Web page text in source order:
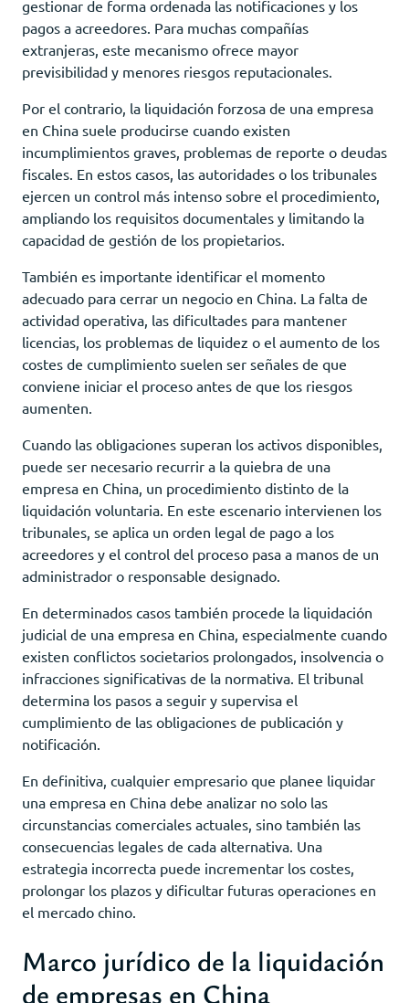
gestionar de forma ordenada las notificaciones y los
pagos a acreedores. Para muchas compañías
extranjeras, este mecanismo ofrece mayor
previsibilidad y menores riesgos reputacionales.
Por el contrario, la liquidación forzosa de una empresa
en China suele producirse cuando existen
incumplimientos graves, problemas de reporte o deudas
fiscales. En estos casos, las autoridades o los tribunales
ejercen un control más intenso sobre el procedimiento,
ampliando los requisitos documentales y limitando la
capacidad de gestión de los propietarios.
También es importante identificar el momento
adecuado para cerrar un negocio en China. La falta de
actividad operativa, las dificultades para mantener
licencias, los problemas de liquidez o el aumento de los
costes de cumplimiento suelen ser señales de que
conviene iniciar el proceso antes de que los riesgos
aumenten.
Cuando las obligaciones superan los activos disponibles,
puede ser necesario recurrir a la quiebra de una
empresa en China, un procedimiento distinto de la
liquidación voluntaria. En este escenario intervienen los
tribunales, se aplica un orden legal de pago a los
acreedores y el control del proceso pasa a manos de un
administrador o responsable designado.
En determinados casos también procede la liquidación
judicial de una empresa en China, especialmente cuando
existen conflictos societarios prolongados, insolvencia o
infracciones significativas de la normativa. El tribunal
determina los pasos a seguir y supervisa el
cumplimiento de las obligaciones de publicación y
notificación.
En definitiva, cualquier empresario que planee liquidar
una empresa en China debe analizar no solo las
circunstancias comerciales actuales, sino también las
consecuencias legales de cada alternativa. Una
estrategia incorrecta puede incrementar los costes,
prolongar los plazos y dificultar futuras operaciones en
el mercado chino.
Marco jurídico de la liquidación
de empresas en China